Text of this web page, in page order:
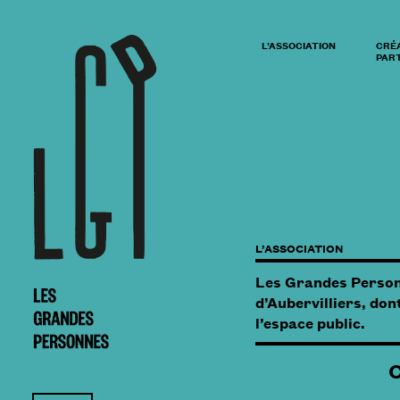
L’ASSOCIATION
L’ASSOCIATION
Les Grandes
d’Aubervilliers,
l’espace public.